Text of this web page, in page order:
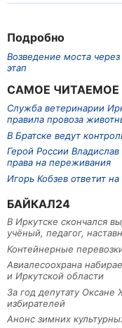
Подробно
Возведение моста
этап
САМОЕ ЧИТАЕМОЕ
Служба ветеринарии
правила провоза
В Братске ведут
Герой России
права на переживания
Игорь Кобзев ответит
БАЙКАЛ24
В Иркутске скончался
учёный, педагог,
Контейнерные
Авиалесоохрана
и Иркутской области
За год депутату
избирателей
Анонс зимних